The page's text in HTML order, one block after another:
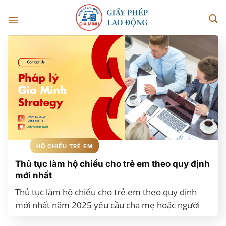
đến
nội
dung
HỘ CHIẾU TRẺ EM
Thủ tục làm hộ chiếu cho trẻ em theo quy định
mới nhất
Thủ tục làm hộ chiếu cho trẻ em theo quy định
mới nhất năm 2025 yêu cầu cha mẹ hoặc người